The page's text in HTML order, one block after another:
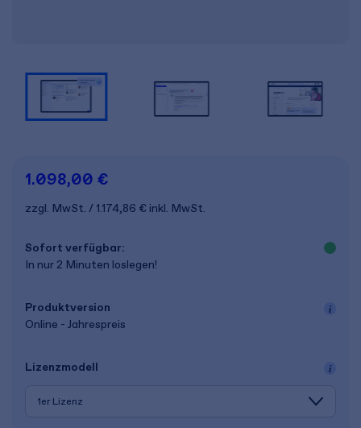
1.098,00 €
zzgl. MwSt. 1.174,86 € inkl. MwSt.
Sofort verfügbar:
In nur 2 Minuten loslegen!
Produkt­version
Online - Jahrespreis
Lizenz­modell